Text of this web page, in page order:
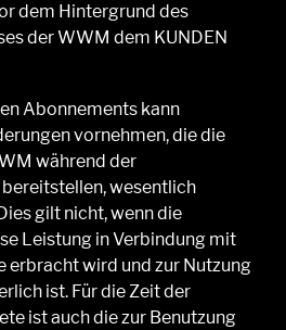
dem Hintergrund des
der WWM dem KUNDEN
Abonnements kann
vornehmen, die die
während der
wesentlich
gilt nicht, wenn die
Leistung in Verbindung mit
erbracht wird und zur Nutzung
ist. Für die Zeit der
ist auch die zur Benutzung